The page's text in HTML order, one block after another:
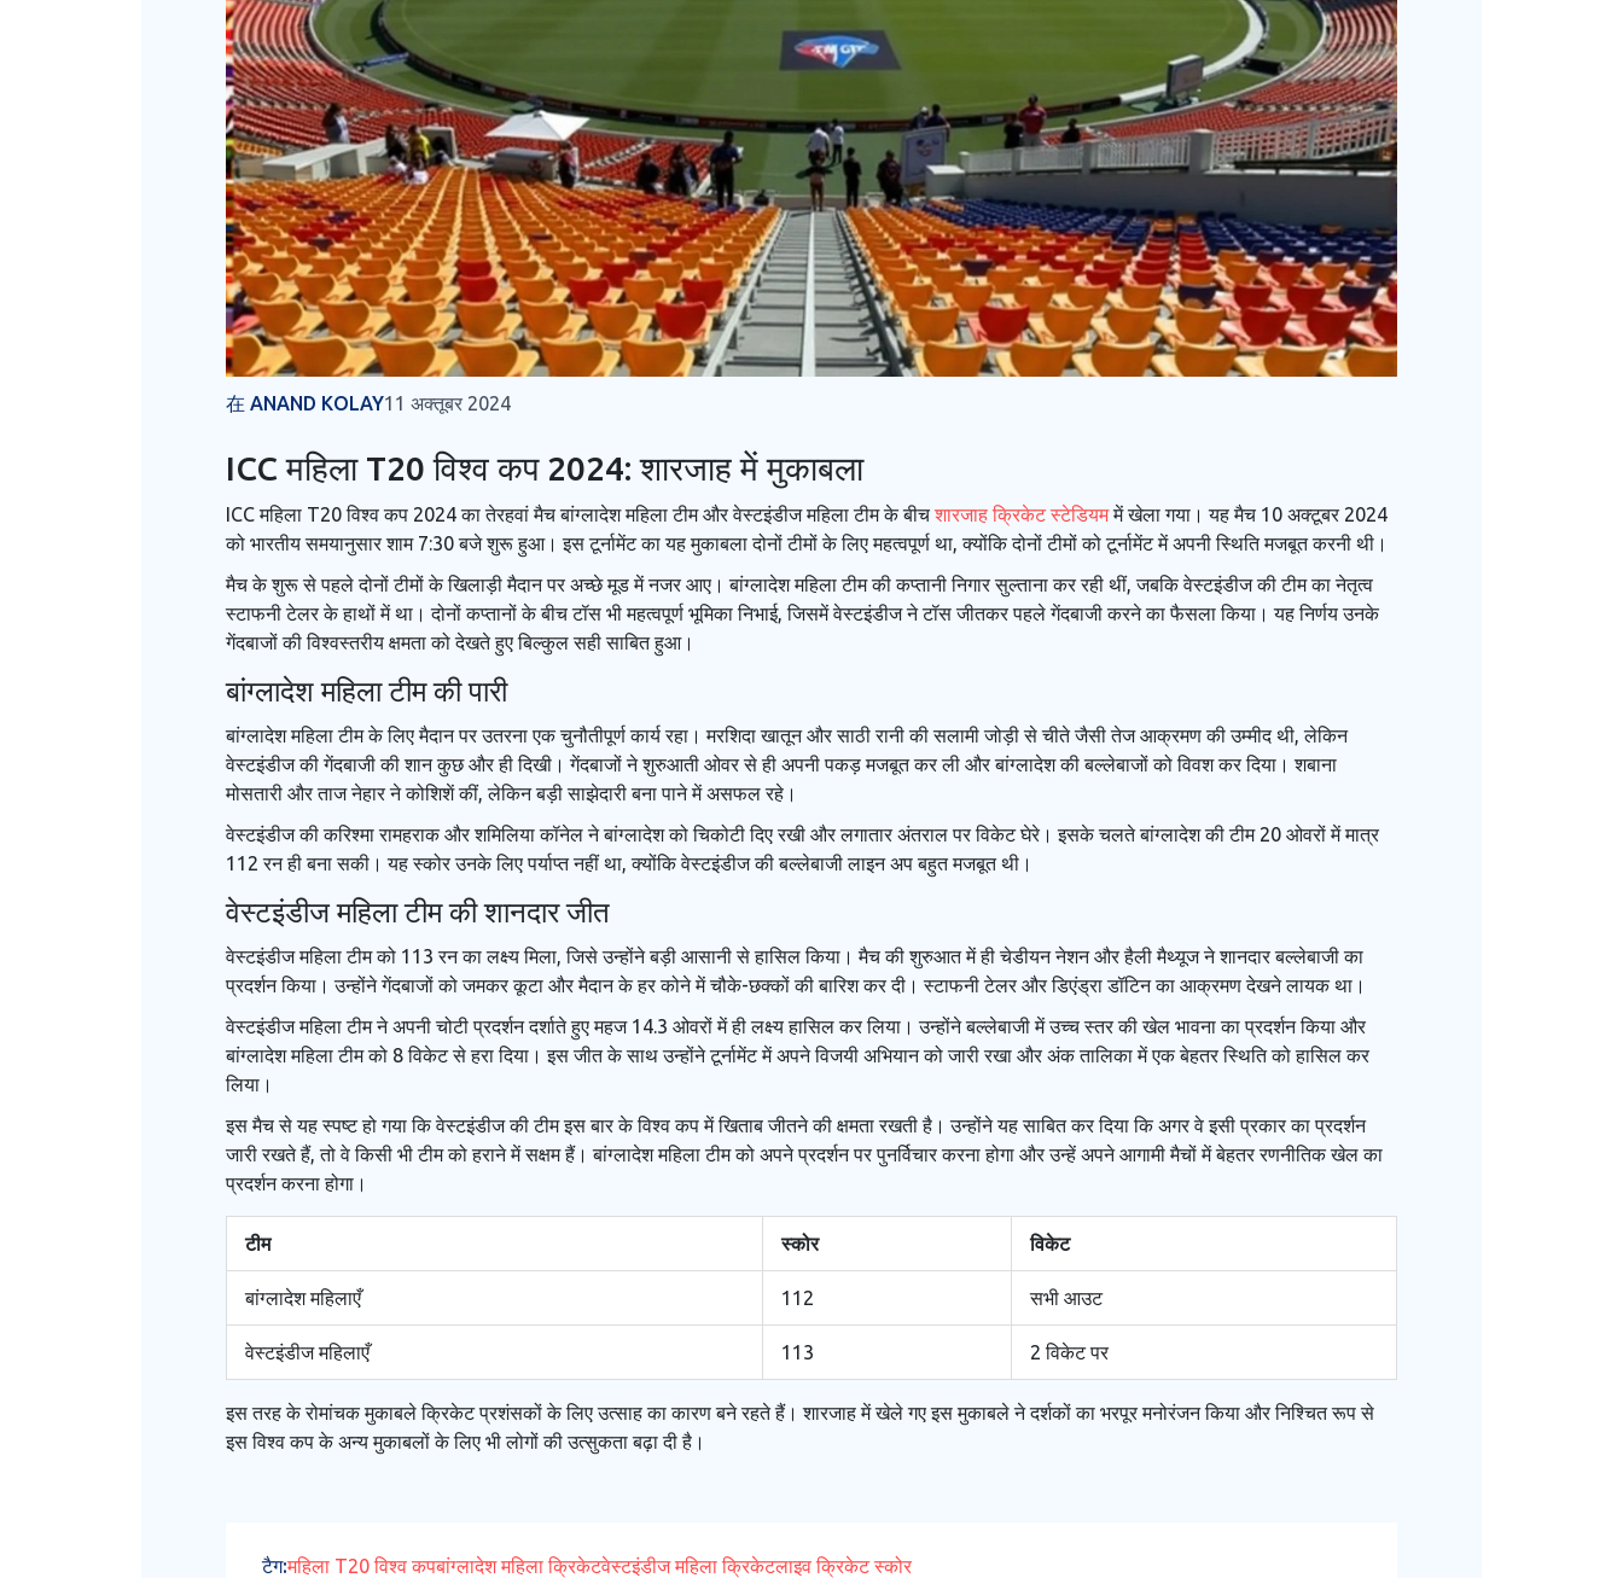
在 ANAND KOLAY11 अक्तूबर 2024
ICC महिला T20 विश्व कप 2024: शारजाह में मुकाबला
ICC महिला T20 विश्व कप 2024 का तेरहवां मैच बांग्लादेश महिला टीम और वेस्टइंडीज महिला टीम के बीच शारजाह क्रिकेट स्टेडियममें खेला गया। यह मैच 10 अक्टूबर 2024
को भारतीय समयानुसार शाम 7:30 बजे शुरू हुआ। इस टूर्नामेंट का यह मुकाबला दोनों टीमों के लिए महत्वपूर्ण था, क्योंकि दोनों टीमों को टूर्नामेंट में अपनी स्थिति मजबूत करनी थी।
मैच के शुरू से पहले दोनों टीमों के खिलाड़ी मैदान पर अच्छे मूड में नजर आए। बांग्लादेश महिला टीम की कप्तानी निगार सुल्ताना कर रही थीं, जबकि वेस्टइंडीज की टीम का नेतृत्व
स्टाफनी टेलर के हाथों में था। दोनों कप्तानों के बीच टॉस भी महत्वपूर्ण भूमिका निभाई, जिसमें वेस्टइंडीज ने टॉस जीतकर पहले गेंदबाजी करने का फैसला किया। यह निर्णय उनके
गेंदबाजों की विश्वस्तरीय क्षमता को देखते हुए बिल्कुल सही साबित हुआ।
बांग्लादेश महिला टीम की पारी
बांग्लादेश महिला टीम के लिए मैदान पर उतरना एक चुनौतीपूर्ण कार्य रहा। मरशिदा खातून और साठी रानी की सलामी जोड़ी से चीते जैसी तेज आक्रमण की उम्मीद थी, लेकिन
वेस्टइंडीज की गेंदबाजी की शान कुछ और ही दिखी। गेंदबाजों ने शुरुआती ओवर से ही अपनी पकड़ मजबूत कर ली और बांग्लादेश की बल्लेबाजों को विवश कर दिया। शबाना
मोसतारी और ताज नेहार ने कोशिशें कीं, लेकिन बड़ी साझेदारी बना पाने में असफल रहे।
वेस्टइंडीज की करिश्मा रामहराक और शमिलिया कॉनेल ने बांग्लादेश को चिकोटी दिए रखी और लगातार अंतराल पर विकेट घेरे। इसके चलते बांग्लादेश की टीम 20 ओवरों में मात्र
112 रन ही बना सकी। यह स्कोर उनके लिए पर्याप्त नहीं था, क्योंकि वेस्टइंडीज की बल्लेबाजी लाइन अप बहुत मजबूत थी।
वेस्टइंडीज महिला टीम की शानदार जीत
वेस्टइंडीज महिला टीम को 113 रन का लक्ष्य मिला, जिसे उन्होंने बड़ी आसानी से हासिल किया। मैच की शुरुआत में ही चेडीयन नेशन और हैली मैथ्यूज ने शानदार बल्लेबाजी का
प्रदर्शन किया। उन्होंने गेंदबाजों को जमकर कूटा और मैदान के हर कोने में चौके-छक्कों की बारिश कर दी। स्टाफनी टेलर और डिएंड्रा डॉटिन का आक्रमण देखने लायक था।
वेस्टइंडीज महिला टीम ने अपनी चोटी प्रदर्शन दर्शाते हुए महज 14.3 ओवरों में ही लक्ष्य हासिल कर लिया। उन्होंने बल्लेबाजी में उच्च स्तर की खेल भावना का प्रदर्शन किया और
बांग्लादेश महिला टीम को 8 विकेट से हरा दिया। इस जीत के साथ उन्होंने टूर्नामेंट में अपने विजयी अभियान को जारी रखा और अंक तालिका में एक बेहतर स्थिति को हासिल कर
लिया।
इस मैच से यह स्पष्ट हो गया कि वेस्टइंडीज की टीम इस बार के विश्व कप में खिताब जीतने की क्षमता रखती है। उन्होंने यह साबित कर दिया कि अगर वे इसी प्रकार का प्रदर्शन
जारी रखते हैं, तो वे किसी भी टीम को हराने में सक्षम हैं। बांग्लादेश महिला टीम को अपने प्रदर्शन पर पुनर्विचार करना होगा और उन्हें अपने आगामी मैचों में बेहतर रणनीतिक खेल का
प्रदर्शन करना होगा।
टीम स्कोर विकेट
बांग्लादेश महिलाएँ 112 सभी आउट
वेस्टइंडीज महिलाएँ 113 2 विकेट पर
इस तरह के रोमांचक मुकाबले क्रिकेट प्रशंसकों के लिए उत्साह का कारण बने रहते हैं। शारजाह में खेले गए इस मुकाबले ने दर्शकों का भरपूर मनोरंजन किया और निश्चित रूप से
इस विश्व कप के अन्य मुकाबलों के लिए भी लोगों की उत्सुकता बढ़ा दी है।
टैग:महिला T20 विश्व कपबांग्लादेश महिला क्रिकेटवेस्टइंडीज महिला क्रिकेटलाइव क्रिकेट स्कोर